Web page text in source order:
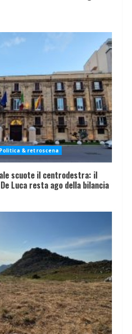
Politica & retroscena
scuote il centrodestra: il
Luca resta ago della bilancia